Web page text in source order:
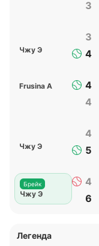
3
Чжу Э
3
4
Frusina А
4
4
Чжу Э
4
5
Брейк
Чжу Э
4
6
Легенда